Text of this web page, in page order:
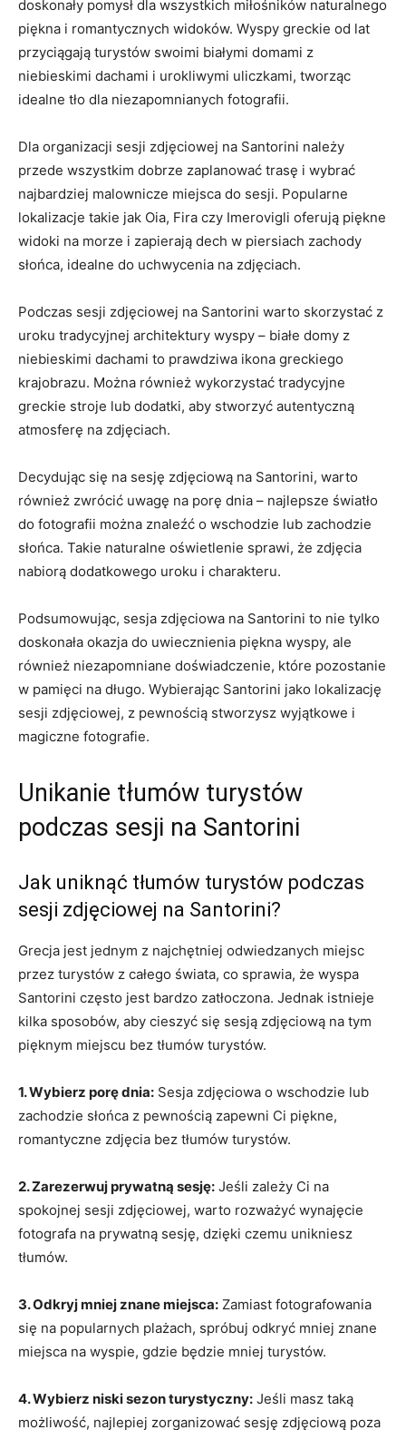
doskonały pomysł ‍dla​ wszystkich miłośników naturalnego
⁣piękna i romantycznych widoków. Wyspy ⁣greckie od lat
przyciągają ‌turystów swoimi białymi⁢ domami z
niebieskimi dachami ⁢i urokliwymi uliczkami, tworząc
idealne‍ tło dla niezapomnianych fotografii.
Dla ⁣organizacji​ sesji zdjęciowej na Santorini należy
przede wszystkim dobrze zaplanować trasę i wybrać ​
najbardziej malownicze miejsca do sesji. Popularne
lokalizacje takie jak Oia, Fira czy Imerovigli ‍oferują piękne
widoki na morze i zapierają⁣ dech w piersiach zachody
słońca,‍ idealne ​do uchwycenia na zdjęciach.
Podczas sesji zdjęciowej ⁤na​ Santorini ⁢warto skorzystać z⁤
uroku tradycyjnej architektury wyspy – ‍białe domy z
niebieskimi dachami to prawdziwa ikona greckiego
krajobrazu. Można również wykorzystać tradycyjne
greckie stroje lub dodatki,‌ aby‍ stworzyć‌ autentyczną
atmosferę ​na zdjęciach.
Decydując się na sesję zdjęciową na Santorini, warto
również zwrócić uwagę na porę ⁢dnia​ – najlepsze światło
do fotografii można znaleźć o wschodzie lub zachodzie
słońca. Takie naturalne oświetlenie sprawi, że zdjęcia
nabiorą ‌dodatkowego⁢ uroku i charakteru.
Podsumowując, sesja zdjęciowa na⁣ Santorini to nie tylko
doskonała okazja​ do uwiecznienia piękna wyspy, ale
również niezapomniane doświadczenie, które pozostanie‍
w pamięci na długo. Wybierając Santorini jako lokalizację
sesji⁤ zdjęciowej, z​ pewnością stworzysz wyjątkowe i
magiczne fotografie.
Unikanie tłumów⁢ turystów
podczas ⁤sesji na Santorini
Jak uniknąć tłumów turystów⁤ podczas
sesji zdjęciowej‌ na Santorini?
Grecja jest⁣ jednym z najchętniej odwiedzanych‌ miejsc
przez ​turystów z całego świata, co ⁣sprawia, że ‌wyspa
Santorini‍ często jest bardzo zatłoczona. ⁤Jednak istnieje ​
kilka sposobów, aby cieszyć się sesją⁤ zdjęciową na tym
pięknym miejscu bez tłumów turystów.
1. Wybierz porę dnia: Sesja ‍zdjęciowa o wschodzie lub
zachodzie słońca z ‌pewnością zapewni Ci piękne,
romantyczne zdjęcia bez ‌tłumów turystów.
2. ‍Zarezerwuj prywatną sesję: ⁣Jeśli zależy Ci ‍na
spokojnej⁢ sesji zdjęciowej, warto rozważyć‍ wynajęcie
fotografa na prywatną sesję,⁣ dzięki czemu unikniesz
tłumów.
3. ⁣Odkryj mniej znane miejsca: ​Zamiast ⁣fotografowania
się na popularnych plażach, spróbuj odkryć⁤ mniej znane
miejsca na ​wyspie, gdzie będzie mniej turystów.
4.⁣ Wybierz niski sezon⁣ turystyczny: Jeśli masz ⁢taką
⁤możliwość, najlepiej zorganizować sesję ‍zdjęciową poza